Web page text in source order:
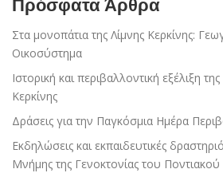
Πρόσφατα Άρθρα
Στα μονοπάτια της Λίμνης Κερκίνης:
Οικοσύστημα
Ιστορική και περιβαλλοντική εξέλιξη
Κερκίνης
Δράσεις για την Παγκόσμια Ημέρα
Εκδηλώσεις και εκπαιδευτικές
Μνήμης της Γενοκτονίας του